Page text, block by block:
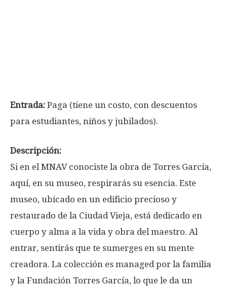
Entrada: Paga (tiene un costo, con descuentos
para estudiantes, niños y jubilados).
Descripción:
Si en el MNAV conociste la obra de Torres García,
aquí, en su museo, respirarás su esencia. Este
museo, ubicado en un edificio precioso y
restaurado de la Ciudad Vieja, está dedicado en
cuerpo y alma a la vida y obra del maestro. Al
entrar, sentirás que te sumerges en su mente
creadora. La colección es managed por la familia
y la Fundación Torres García, lo que le da un